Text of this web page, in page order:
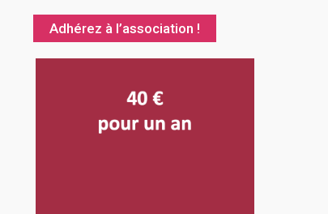
Adhérez à l’association !